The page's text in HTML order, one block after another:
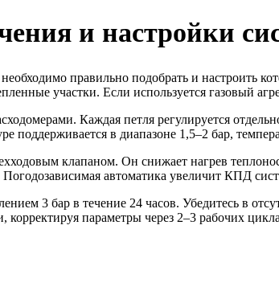
и настройки
правильно подобрать и настроить
участки. Если используется газовый
Каждая петля регулируется
поддерживается в диапазоне 1,5–2 бар,
клапаном. Он снижает нагрев
автоматика увеличит КПД
3 бар в течение 24 часов. Убедитесь в
параметры через 2–3 рабочих